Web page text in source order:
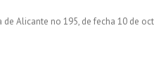
Alicante no 195, de fecha 10 de